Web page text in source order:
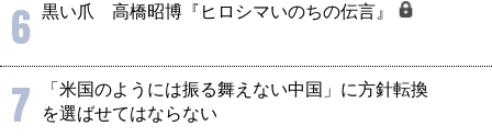
6 黒い爪 高橋昭博『ヒロシマいのちの伝言』
7
「米国のようには振る舞えない中国」に方針転換
を選ばせてはならない